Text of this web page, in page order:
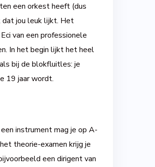
een orkest heeft (dus
dat jou leuk lijkt. Het
van een professionele
In het begin lijkt het heel
bij de blokfluitles: je
19 jaar wordt.
instrument mag je op A-
theorie-examen krijg je
een dirigent van